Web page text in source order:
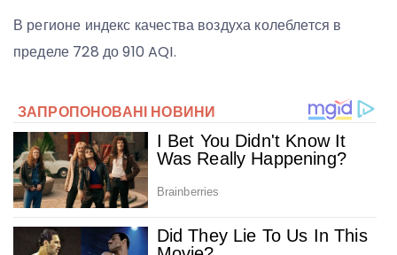
В регионе индекс качества воздуха колеблется в
пределе 728 до 910 AQI.